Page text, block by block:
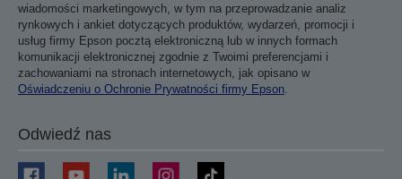
wiadomości marketingowych, w tym na przeprowadzanie analiz
rynkowych i ankiet dotyczących produktów, wydarzeń, promocji i
usług firmy Epson pocztą elektroniczną lub w innych formach
komunikacji elektronicznej zgodnie z Twoimi preferencjami i
zachowaniami na stronach internetowych, jak opisano w
Oświadczeniu o Ochronie Prywatności firmy Epson
Odwiedź nas